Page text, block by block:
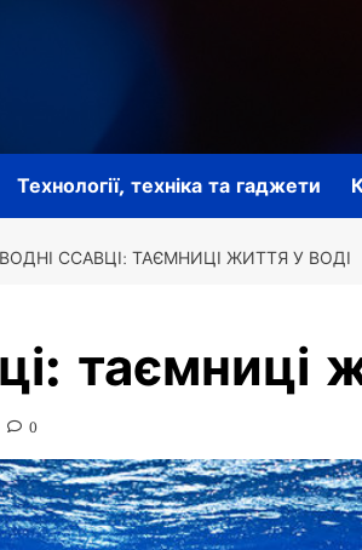
Технології, техніка та гаджети
ВОДНІ ССАВЦІ: ТАЄМНИЦІ ЖИТТЯ У ВОДІ
таємниці
0